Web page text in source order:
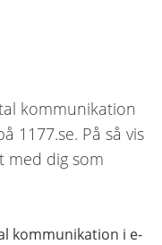
kommunikation
1177.se. På så vis
med dig som
kommunikation i e-